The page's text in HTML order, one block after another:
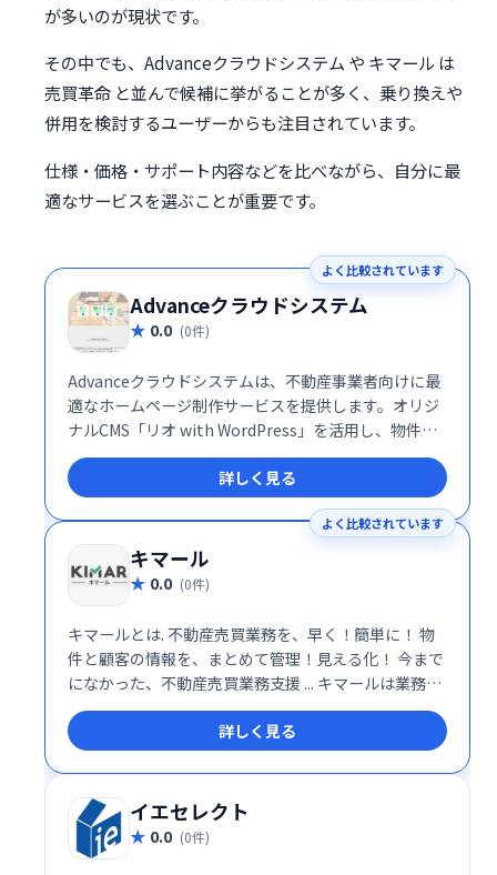
が多いのが現状です。
その中でも、Advanceクラウドシステム や キマール は
売買革命 と並んで候補に挙がることが多く、乗り換えや
併用を検討するユーザーからも注目されています。
仕様・価格・サポート内容などを比べながら、自分に最
適なサービスを選ぶことが重要です。
よく比較されています
Advanceクラウドシステム
0.0 (0件)
Advanceクラウドシステムは、不動産事業者向けに最
適なホームページ制作サービスを提供します。オリジ
ナルCMS「リオ with WordPress」を活用し、物件探
し、オーナー対応をはじめとしたさまざまな目的に応
じたサイトを作成。後から追加でコンテンツを作成・
更新できるため、検索エンジンに評価されやすいサイ
トを構築します。
詳しく見る
よく比較されています
キマール
0.0 (0件)
キマールとは. 不動産売買業務を、早く！簡単に！ 物
件と顧客の情報を、まとめて管理！見える化！ 今まで
になかった、不動産売買業務支援 ... キマールは業務効
率を上げるだけではなく、売買成約数を増やし会社の
成功を支援することをめざしています。
詳しく見る
イエセレクト
0.0 (0件)